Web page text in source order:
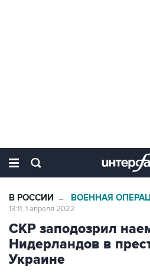
В РОССИИ → ВОЕННАЯ
13:11, 1 апреля 2022
СКР заподозрил
Нидерландов в
Украине